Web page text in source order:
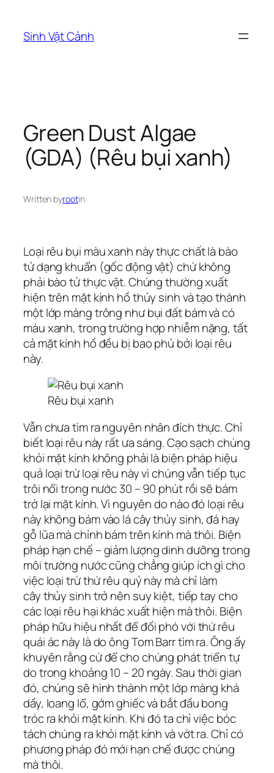
content
Sinh Vật Cảnh
Green Dust Algae
(GDA) (Rêu bụi xanh)
Written byrootin
Loại rêu bụi màu xanh này thực chất là bào
tử dạng khuẩn (gốc động vật) chứ không
phải bào tử thực vật. Chúng thường xuất
hiện trên mặt kính hồ thủy sinh và tạo thành
một lớp màng trông như bụi đất bám và có
màu xanh, trong trường hợp nhiễm nặng, tất
cả mặt kính hồ đều bị bao phủ bởi loại rêu
này.
Rêu bụi xanh
Vẫn chưa tìm ra nguyên nhân đích thực. Chỉ
biết loại rêu này rất ưa sáng. Cạo sạch chúng
khỏi mặt kính không phải là biện pháp hiệu
quả loại trừ loại rêu này vì chúng vẫn tiếp tục
trôi nổi trong nước 30 – 90 phút rồi sẽ bám
trở lại mặt kính. Vì nguyên do nào đó loại rêu
này không bám vào lá cây thủy sinh, đá hay
gỗ lũa mà chỉnh bám trên kính mà thôi. Biện
pháp hạn chế – giảm lượng dinh dưỡng trong
môi trường nước cũng chẳng giúp ích gì cho
việc loại trừ thứ rêu quỷ này mà chỉ làm
cây thủy sinh trở nên suy kiệt, tiếp tay cho
các loại rêu hại khác xuất hiện mà thôi. Biện
pháp hữu hiệu nhất để đối phó với thứ rêu
quái ác này là do ông Tom Barr tìm ra. Ông ấy
khuyên rằng cứ để cho chúng phát triển tự
do trong khoảng 10 – 20 ngày. Sau thời gian
đó, chúng sẽ hình thành một lớp màng khá
dầy, loang lổ, gớm ghiếc và bắt đầu bong
tróc ra khỏi mặt kính. Khi đó ta chỉ việc bóc
tách chúng ra khỏi mặt kính và vớt ra. Chỉ có
phương pháp đó mới hạn chế được chúng
mà thôi.